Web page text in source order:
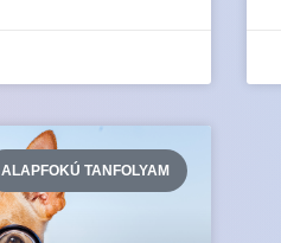
ALAPFOKÚ TANFOLYAM